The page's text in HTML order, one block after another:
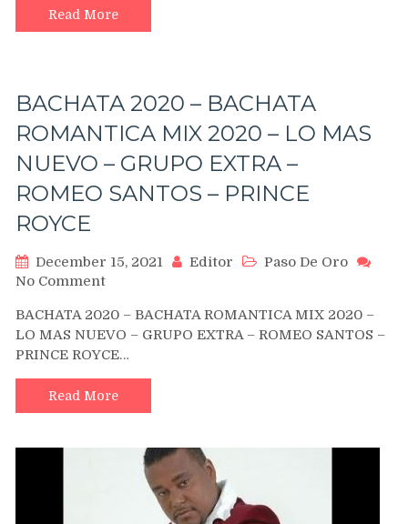
Read More
BACHATA 2020 – BACHATA
ROMANTICA MIX 2020 – LO MAS
NUEVO – GRUPO EXTRA –
ROMEO SANTOS – PRINCE
ROYCE
December 15, 2021 Editor
Paso De Oro
No Commenton
2020
–
BACHATA
ROMANTICA
MIX
2020
NUEVO
BACHATA 2020 – BACHATA ROMANTICA MIX 2020 –
LO MAS NUEVO – GRUPO EXTRA – ROMEO SANTOS –
PRINCE ROYCE…
Read More